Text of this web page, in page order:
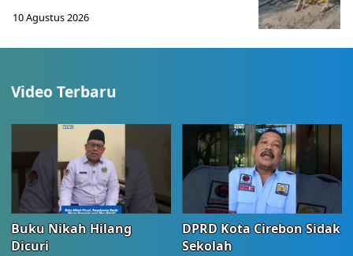
10 Agustus 2026
Video Terbaru
Buku Nikah Hilang
Dicuri
DPRD Kota Cirebon Sidak
Sekolah